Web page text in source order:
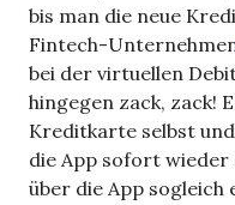
bis man die neue
Fintech-
bei der virtuellen
hingegen zack, zack!
Kreditkarte selbst
die App sofort
über die App sogleich